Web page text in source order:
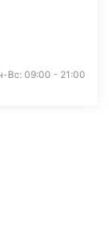
Вс: 09:00 - 21:00